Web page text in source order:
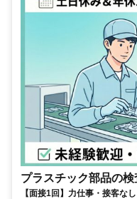
プラスチック部品の
【面接1回】力仕事・接客な